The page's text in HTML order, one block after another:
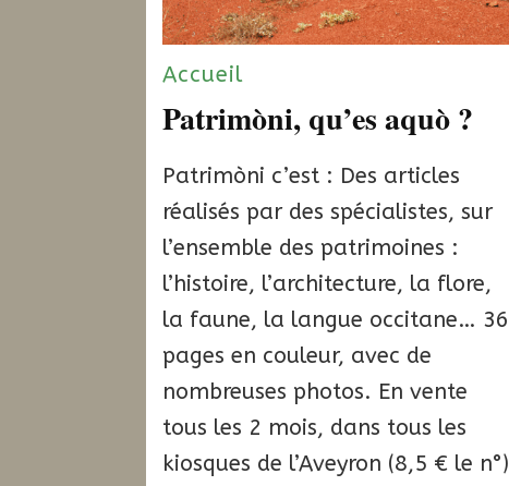
Accueil
Patrimòni, qu’es aquò ?
Patrimòni c’est : Des articles
réalisés par des spécialistes, sur
l’ensemble des patrimoines :
l’histoire, l’architecture, la flore,
la faune, la langue occitane… 36
pages en couleur, avec de
nombreuses photos. En vente
tous les 2 mois, dans tous les
kiosques de l’Aveyron (8,5 € le n°)